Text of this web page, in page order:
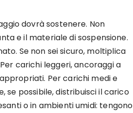
dovrà sostenere. Non
e il materiale di sospensione.
Se non sei sicuro, moltiplica
carichi leggeri, ancoraggi a
Per carichi medi e
possibile, distribuisci il carico
o in ambienti umidi: tengono